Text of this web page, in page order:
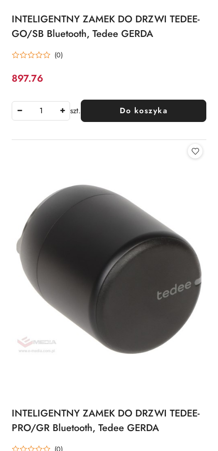
INTELIGENTNY ZAMEK DO DRZWI TEDEE-
GO/SB Bluetooth, Tedee GERDA
(0)
Cena:
897.76
szt. Do koszyka
INTELIGENTNY ZAMEK DO DRZWI TEDEE-
PRO/GR Bluetooth, Tedee GERDA
(0)